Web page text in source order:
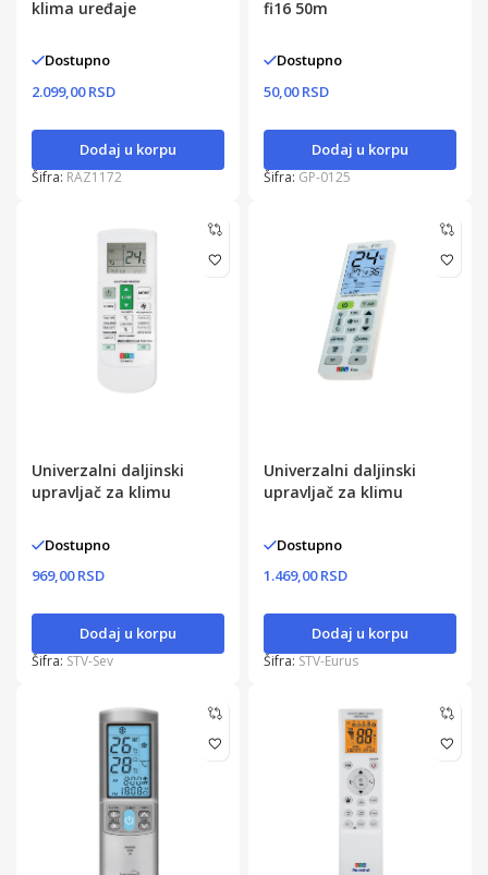
klima uređaje
Dostupno
2.099,00 RSD
Dodaj u korpu
Šifra: RAZ1172
fi16 50m
Dostupno
50,00 RSD
Dodaj u korpu
Šifra: GP-0125
Univerzalni daljinski
upravljač za klimu
Dostupno
969,00 RSD
Dodaj u korpu
Šifra: STV-Sev
Univerzalni daljinski
upravljač za klimu
Dostupno
1.469,00 RSD
Dodaj u korpu
Šifra: STV-Eurus